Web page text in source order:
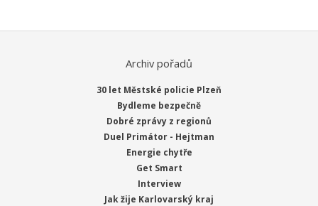
Archiv pořadů
30 let Městské policie Plzeň
Bydleme bezpečně
Dobré zprávy z regionů
Duel Primátor - Hejtman
Energie chytře
Get Smart
Interview
Jak žije Karlovarský kraj